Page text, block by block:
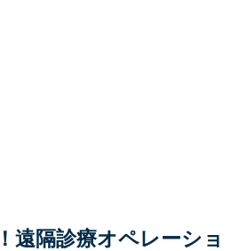
遠隔診療オペレーショ